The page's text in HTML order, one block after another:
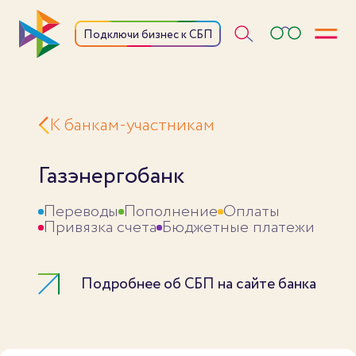
Подключи бизнес к СБП
К банкам-участникам
Газэнергобанк
Переводы Пополнение Оплаты
Привязка счета Бюджетные платежи
Подробнее об СБП на сайте банка